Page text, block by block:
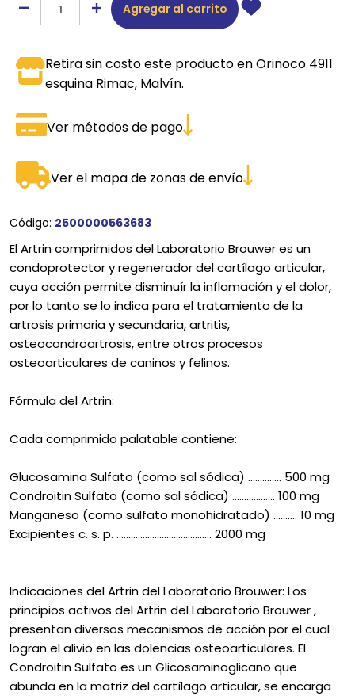
Agregar al carrito
Retira sin costo este producto en Orinoco 4911
esquina Rimac, Malvín.
Ver métodos de pago
Ver el mapa de zonas de envío
Código: 2500000563683
El Artrin comprimidos del Laboratorio Brouwer es un
condoprotector y regenerador del cartílago articular,
cuya acción permite disminuír la inflamación y el dolor,
por lo tanto se lo indica para el tratamiento de la
artrosis primaria y secundaria, artritis,
osteocondroartrosis, entre otros procesos
osteoarticulares de caninos y felinos.
Fórmula del Artrin:
Cada comprimido palatable contiene:
Glucosamina Sulfato (como sal sódica) .............. 500 mg
Condroitin Sulfato (como sal sódica) .................. 100 mg
Manganeso (como sulfato monohidratado) .......... 10 mg
Excipientes c. s. p. ........................................ 2000 mg
Indicaciones del Artrin del Laboratorio Brouwer: Los
principios activos del Artrin del Laboratorio Brouwer ,
presentan diversos mecanismos de acción por el cual
logran el alivio en las dolencias osteoarticulares. El
Condroitin Sulfato es un Glicosaminoglicano que
abunda en la matriz del cartílago articular, se encarga